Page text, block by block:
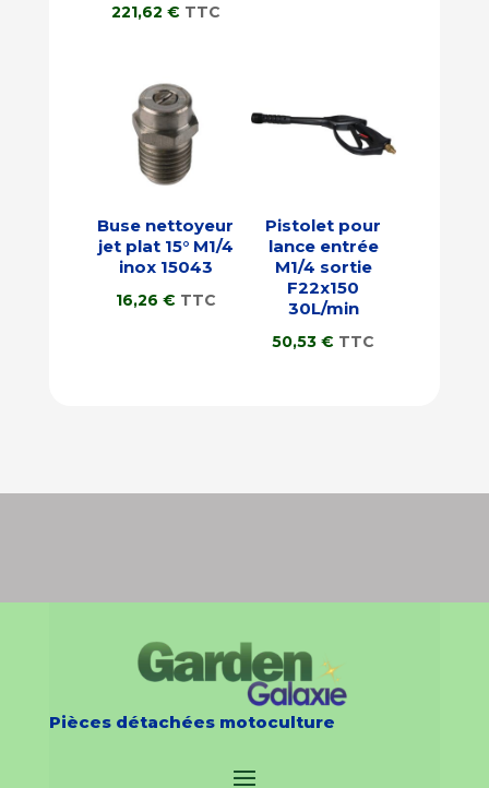
221,62 € TTC
Buse nettoyeur
jet plat 15° M1/4
inox 15043
16,26 € TTC
Pistolet pour
lance entrée
M1/4 sortie
F22x150
30L/min
50,53€ TTC
Pièces détachées motoculture